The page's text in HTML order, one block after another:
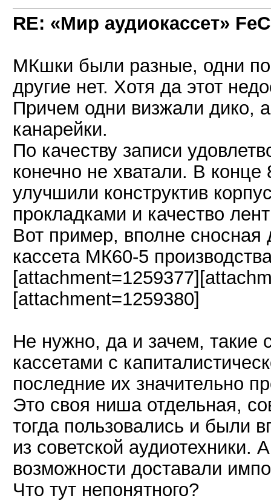
RE: «Мир аудиокассет»
МКшки были разные, одни
другие нет. Хотя да этот
Причем одни визжали дико,
канарейки.
По качеству записи
конечно не хватали. В
улучшили конструктив
прокладками и качество
Вот пример, вполне сносная
кассета МК60-5
[attachment=1259380]
Не нужно, да и зачем, такие
кассетами с
последние их значительно
Это своя ниша отдельная,
тогда пользовались и были
из советской аудиотехники.
возможности доставали
Что тут непонятного?